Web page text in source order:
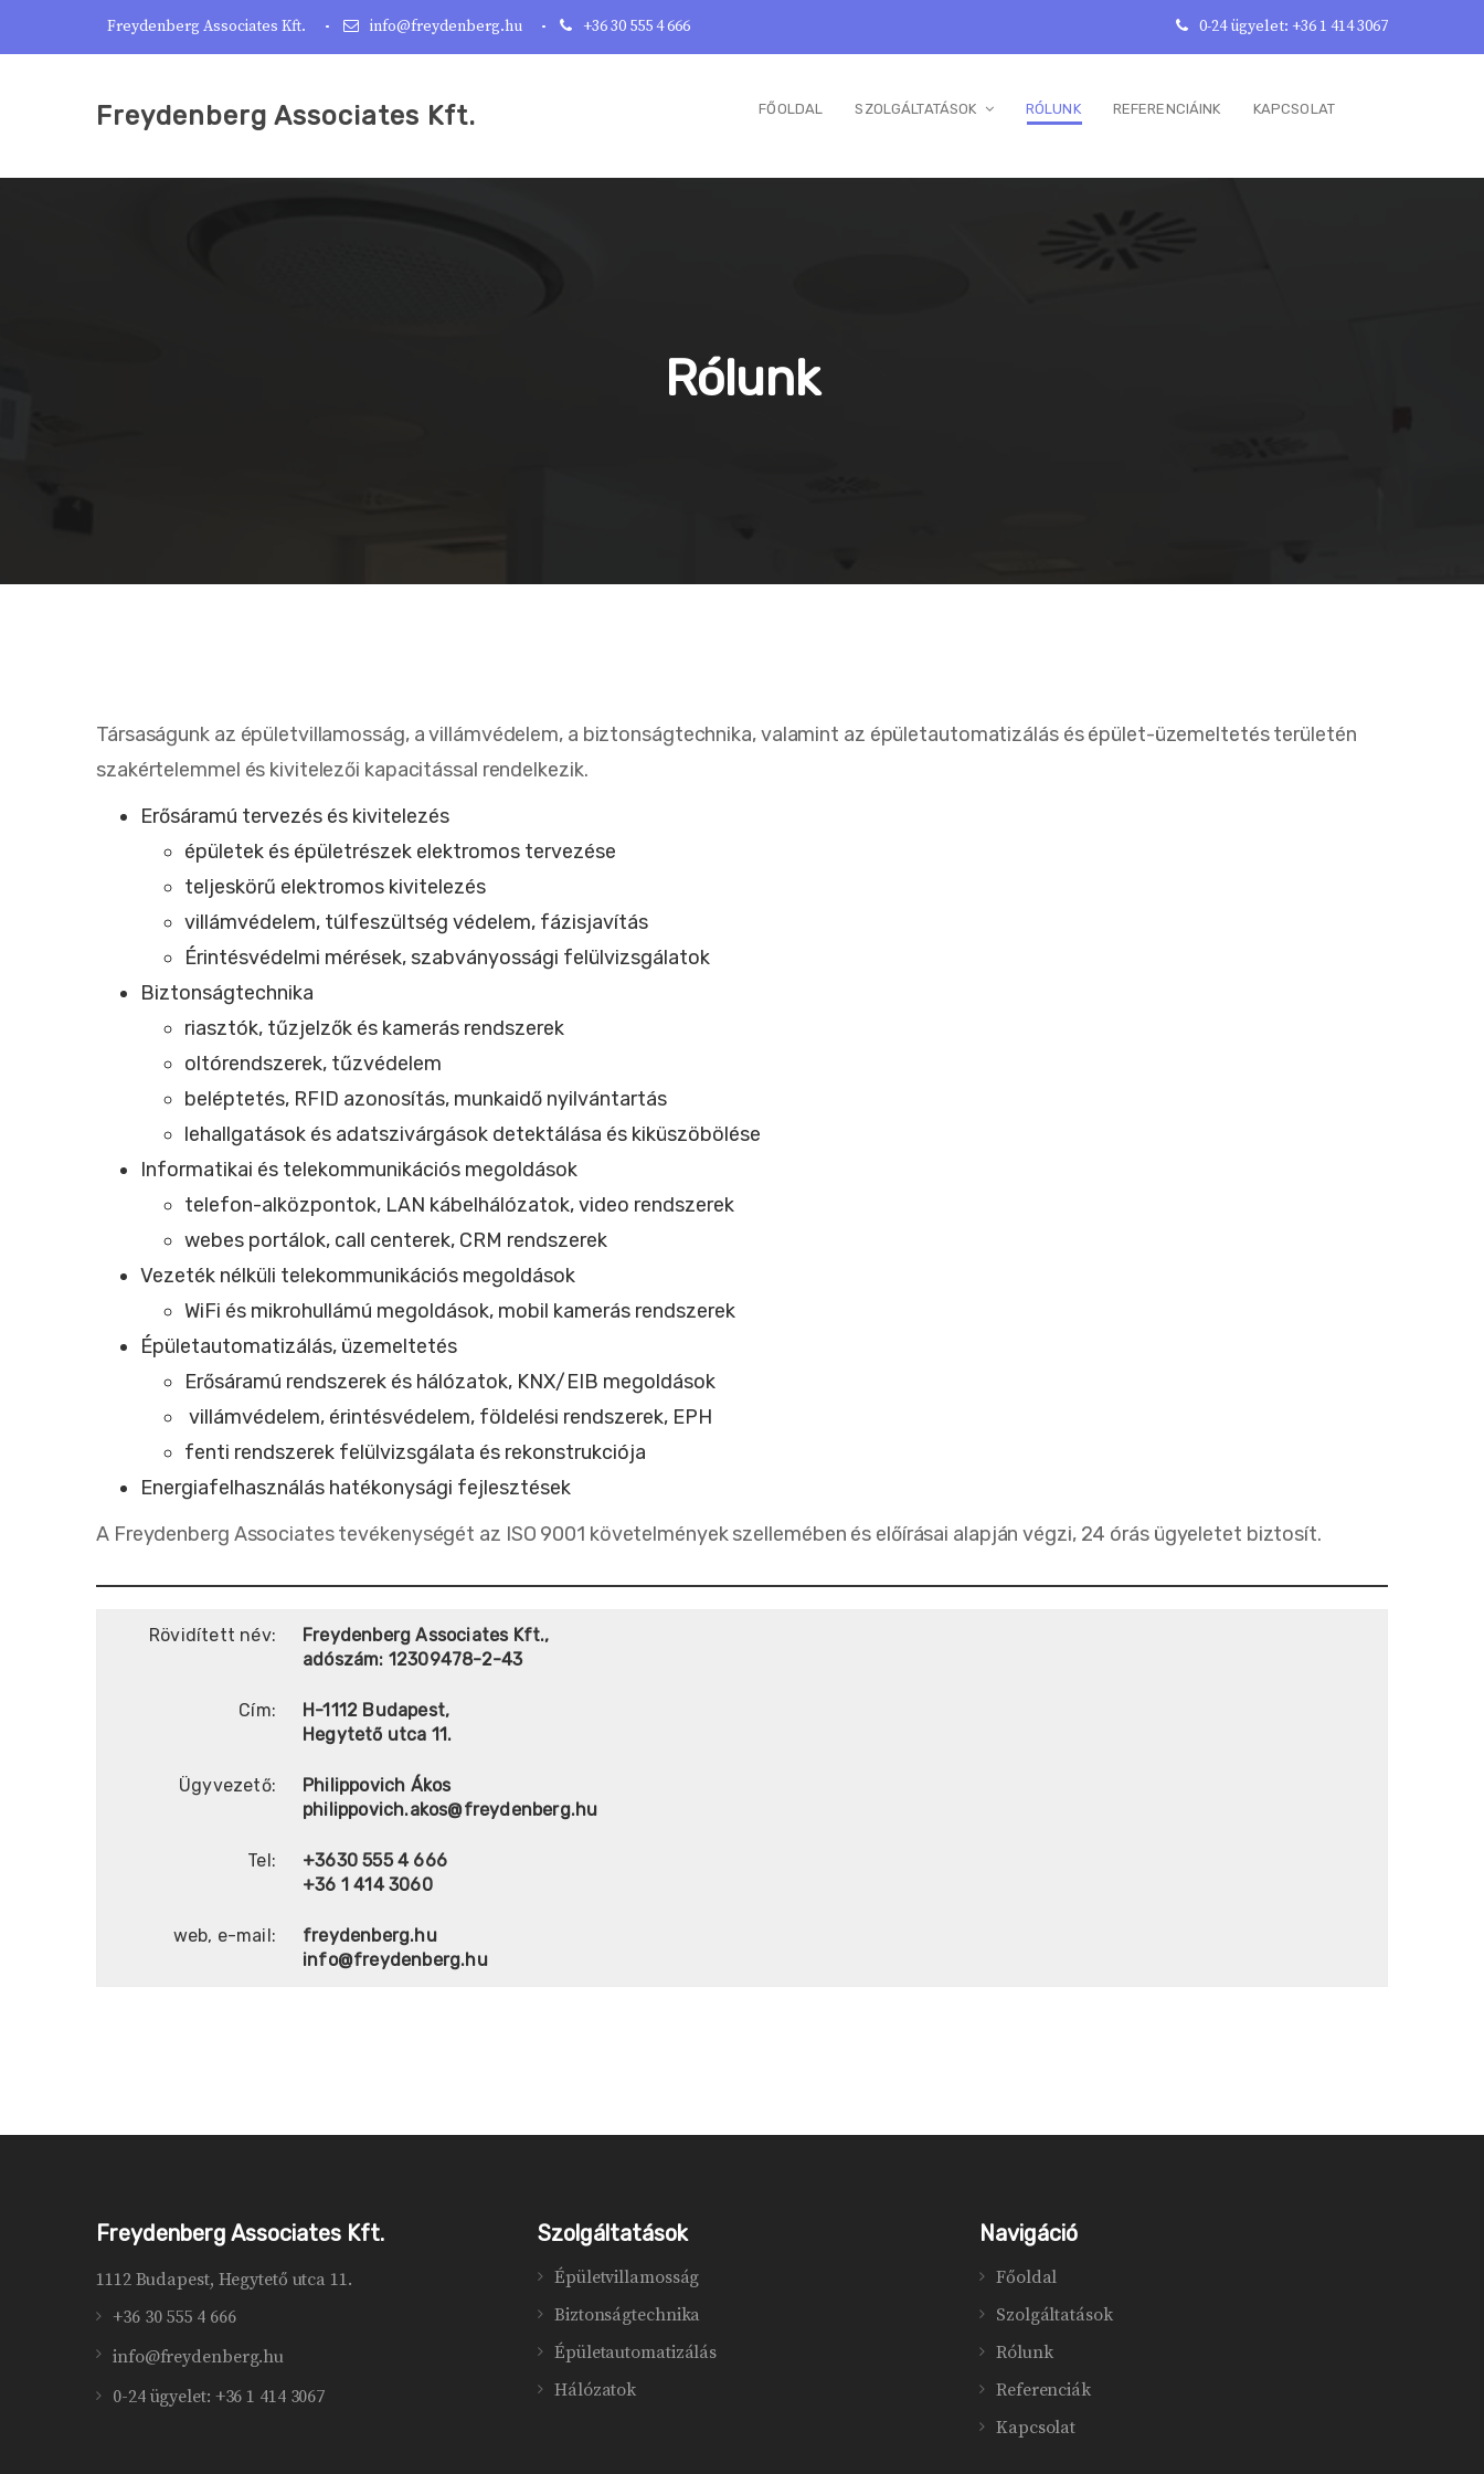
Freydenberg Associates Kft. info@freydenberg.hu +36 30 555 4 666 0-24 ügyelet: +36 1 414 3067
Freydenberg Associates Kft. FŐOLDAL SZOLGÁLTATÁSOK RÓLUNK REFERENCIÁINK KAPCSOLAT
Rólunk
Társaságunk az épületvillamosság, a villámvédelem, a biztonságtechnika, valamint az épületautomatizálás és épület-üzemeltetés területén
szakértelemmel és kivitelezői kapacitással rendelkezik.
Erősáramú tervezés és kivitelezés
épületek és épületrészek elektromos tervezése
teljeskörű elektromos kivitelezés
villámvédelem, túlfeszültség védelem, fázisjavítás
Érintésvédelmi mérések, szabványossági felülvizsgálatok
Biztonságtechnika
riasztók, tűzjelzők és kamerás rendszerek
oltórendszerek, tűzvédelem
beléptetés, RFID azonosítás, munkaidő nyilvántartás
lehallgatások és adatszivárgások detektálása és kiküszöbölése
Informatikai és telekommunikációs megoldások
telefon-alközpontok, LAN kábelhálózatok, video rendszerek
webes portálok, call centerek, CRM rendszerek
Vezeték nélküli telekommunikációs megoldások
WiFi és mikrohullámú megoldások, mobil kamerás rendszerek
Épületautomatizálás, üzemeltetés
Erősáramú rendszerek és hálózatok, KNX/EIB megoldások
villámvédelem, érintésvédelem, földelési rendszerek, EPH
fenti rendszerek felülvizsgálata és rekonstrukciója
Energiafelhasználás hatékonysági fejlesztések
A Freydenberg Associates tevékenységét az ISO 9001 követelmények szellemében és előírásai alapján végzi, 24 órás ügyeletet biztosít.
Rövidített név:
Freydenberg Associates Kft.,
adószám: 12309478-2-43
Cím:
H-1112 Budapest,
Hegytető utca 11.
Ügyvezető:
Philippovich Ákos
philippovich.akos@freydenberg.hu
Tel:
+3630 555 4 666
+36 1 414 3060
web, e-mail:
freydenberg.hu
info@freydenberg.hu
Freydenberg Associates Kft.
1112 Budapest, Hegytető utca 11.
+36 30 555 4 666
info@freydenberg.hu
0-24 ügyelet: +36 1 414 3067
Szolgáltatások
Épületvillamosság
Biztonságtechnika
Épületautomatizálás
Hálózatok
Navigáció
Főoldal
Szolgáltatások
Rólunk
Referenciák
Kapcsolat